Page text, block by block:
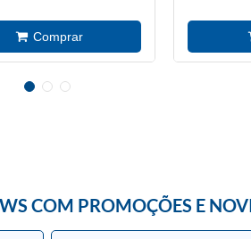
COM PROMOÇÕES E